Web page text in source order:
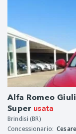
Alfa Romeo
Super usata
Brindisi (BR)
Concessionario: